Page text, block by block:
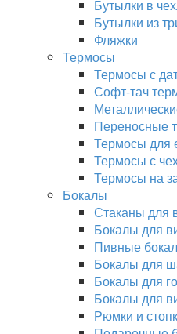
Бутылки в
Бутылки из
Фляжки
Термосы
Термосы с
Софт-тач
Переносные
Термосы для
Термосы с
Термосы на
Бокалы
Стаканы для
Бокалы для
Пивные
Бокалы для
Бокалы для
Бокалы для
Рюмки и